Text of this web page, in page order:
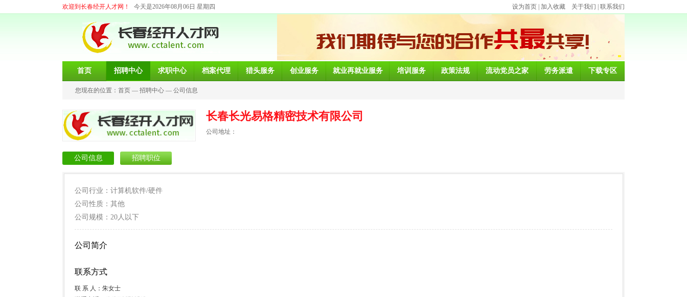
欢迎到长春经开人才网！ 今天是2026年08月06日 星期四 设为首页 加入收藏 关于我们 联系我们
首页 招聘中心 求职中心 档案代理 猎头服务 创业服务 就业再就业服务 培训服务 政策法规 流动党员之家 劳务派遣 下载专区
您现在的位置： 首页 — 招聘中心 — 公司信息
长春长光易格精密技术有限公司
公司地址：
公司信息 招聘职位
公司行业：计算机软件/硬件
公司性质：其他
公司规模：20人以下
公司简介
联系方式
联 系 人：朱女士